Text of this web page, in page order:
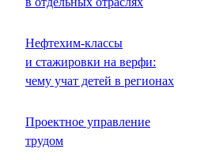
Нефтехим-классы
и стажировки на верфи:
чему учат детей в регионах
Проектное управление
трудом